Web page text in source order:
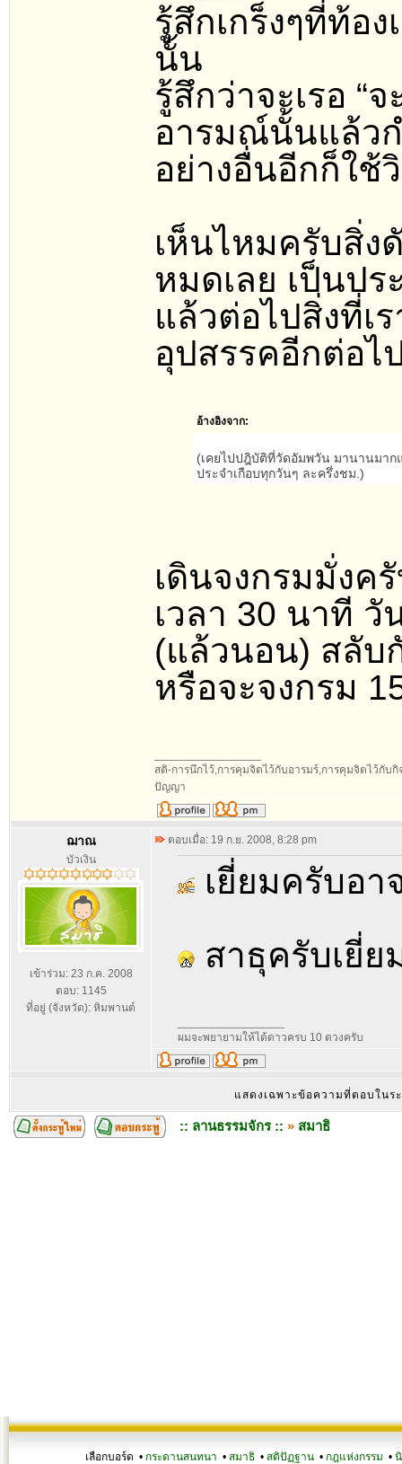
รู้สึกเกร็งๆที่ท้อ
นั้น
รู้สึกว่าจะเรอ “
อารมณ์นั้นแล้ว
อย่างอื่นอีกก็ใ
เห็นไหมครับสิ่ง
หมดเลย เป็นป
แล้วต่อไปสิ่งที่เ
อุปสรรคอีกต่อไ
อ้างอิงจาก:
(เคยไปปฎิบัติที่วัดอัมพวัน มานานมา
ประจำเกือบทุกวันๆ ละครึ่งชม.)
เดินจงกรมมั่งค
เวลา 30 นาที
(แล้วนอน) สลับ
หรือจะจงกรม
สติ-การนึกไว้,การคุมจิตไว้กับอารมร์,การคุมจิตไว้กั
ปัญญา
ฌาณ
บัวเงิน
เข้าร่วม: 23 ก.ค. 2008
ตอบ: 1145
ที่อยู่ (จังหวัด): หิมพานต์
ตอบเมื่อ: 19 ก.ย. 2008, 8:28 pm
เยี่ยมครับอา
สาธุครับเยี่
ผมจะพยายามให้ได้ดาวครบ 10 ดวงครับ
แสดงเฉพาะข้อความที่ตอบในร
:: ลานธรรมจักร :: » สมาธิ
เลือกบอร์ด • กระดานสนทนา • สมาธิ • สติปัฏฐาน • กฎแห่งกรรม •